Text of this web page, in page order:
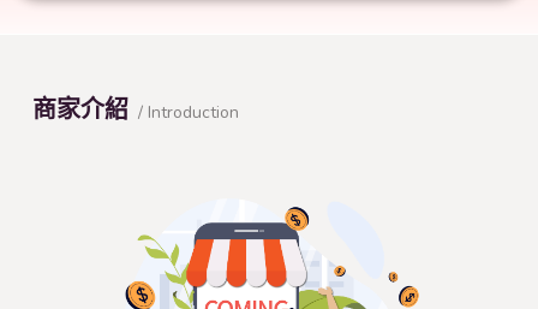
商家介紹 / Introduction